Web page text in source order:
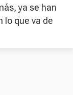
ya se han
lo que va de